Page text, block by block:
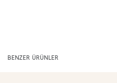
BENZER ÜRÜNLER